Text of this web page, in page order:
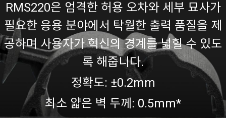
RMS220은 엄격한 허용 오차와 세부 묘사가
필요한 응용 분야에서 탁월한 출력 품질을 제
공하며 사용자가 혁신의 경계를 넓힐 수 있도
록 해줍니다.
정확도: ±0.2mm
최소 얇은 벽 두께: 0.5mm*